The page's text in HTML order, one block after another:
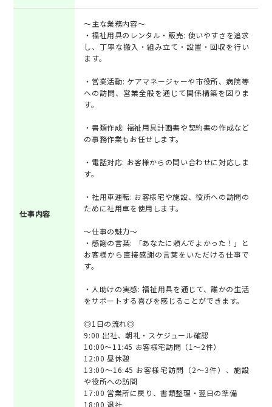
仕事内容
～主な業務内容～
・福祉用具のレンタル・販売: 使いやすさを追求
し、丁寧な搬入・組み立て・設置・回収を行い
ます。
・営業活動: ケアマネージャーや市役所、病院等
への訪問、営業全般を通じて関係構築を図りま
す。
・書類作成: 福祉用具計画書や契約書の作成など
の事務作業もお任せします。
・電話対応: お客様からの問い合わせに対応しま
す。
・社用車運転: お客様宅や施設、役所への訪問の
ために社用車を使用します。
～仕事の魅力～
・感謝の言葉: 「あなたに頼んでよかった！」と
お客様から直接感謝の言葉をいただける仕事で
す。
・人助けの実感: 福祉用具を通じて、誰かの生活
をサポートする喜びを感じることができます。
◎1日の流れ◎
9:00 出社、朝礼・スケジュール確認
10:00～11:45 お客様宅訪問（1～2件）
12:00 昼休憩
13:00～16:45 お客様宅訪問（2～3件）、施設
や役所への訪問
17:00 営業所に戻り、書類整理・翌日の準備
18:00 退社